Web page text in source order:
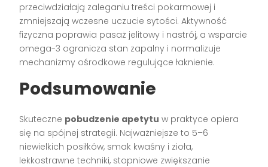
przeciwdziałają zaleganiu treści pokarmowej i
zmniejszają wczesne uczucie sytości. Aktywność
fizyczna poprawia pasaż jelitowy i nastrój, a wsparcie
omega-3 ogranicza stan zapalny i normalizuje
mechanizmy ośrodkowe regulujące łaknienie.
Podsumowanie
Skuteczne pobudzenie apetytu w praktyce opiera
się na spójnej strategii. Najważniejsze to 5–6
niewielkich posiłków, smak kwaśny i zioła,
lekkostrawne techniki, stopniowe zwiększanie